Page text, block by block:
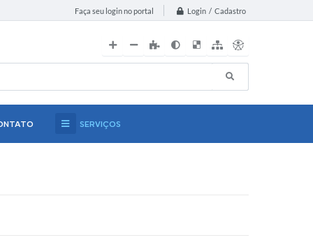
Faça seu login no portal Login / Cadastro
SERVIÇOS